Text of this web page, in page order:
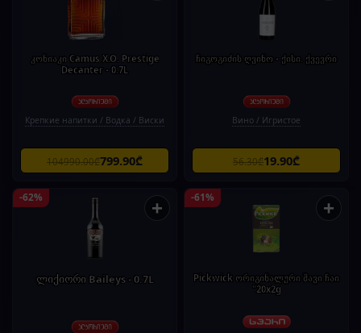
კონიაკი Camus X.O. Prestige
Decanter - 0.7L
Крепкие напитки / Водка / Виски
104990.00₾799.90₾
ჩიგოგიძის ღვინო - ქისი. ქვევრი
Вино / Игристое
56.30₾19.90₾
-62% +
ლიქიორი Baileys - 0.7L
-61% +
Pickwick ორიგინალური შავი ჩაი
"20x2g